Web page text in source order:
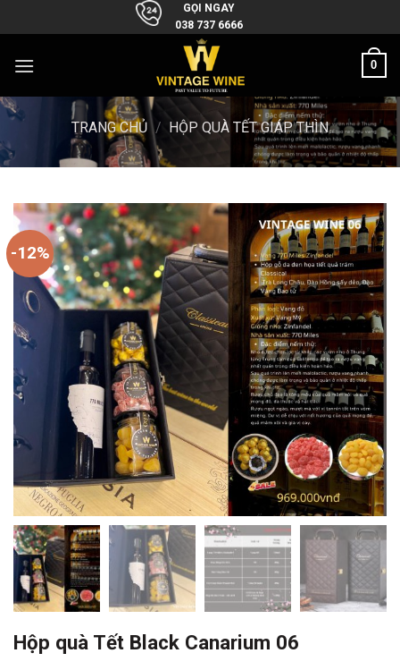
to
GỌI NGAY
038 737 6666
0
TRANG CHỦ / HỘP QUÀ TẾT GIÁP THÌN
-12%
Hộp quà Tết Black Canarium 06